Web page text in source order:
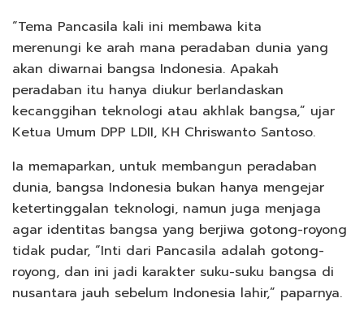
“Tema Pancasila kali ini membawa kita
merenungi ke arah mana peradaban dunia yang
akan diwarnai bangsa Indonesia. Apakah
peradaban itu hanya diukur berlandaskan
kecanggihan teknologi atau akhlak bangsa,” ujar
Ketua Umum DPP LDII, KH Chriswanto Santoso.
Ia memaparkan, untuk membangun peradaban
dunia, bangsa Indonesia bukan hanya mengejar
ketertinggalan teknologi, namun juga menjaga
agar identitas bangsa yang berjiwa gotong-royong
tidak pudar, “Inti dari Pancasila adalah gotong-
royong, dan ini jadi karakter suku-suku bangsa di
nusantara jauh sebelum Indonesia lahir,” paparnya.